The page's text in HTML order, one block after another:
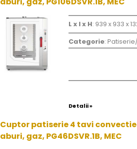
L x l x H: 939 x 933 x
Categorie:
Detalii »
Cuptor patiserie 4 tavi
aburi, gaz, PG46DSVR.1B, MEC